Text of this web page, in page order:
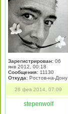
Зарегистрирован: 06
янв 2012, 00:18
Сообщения: 11130
Откуда: Ростов-на-Дону
26 фев 2014, 07:09
stepenwolf